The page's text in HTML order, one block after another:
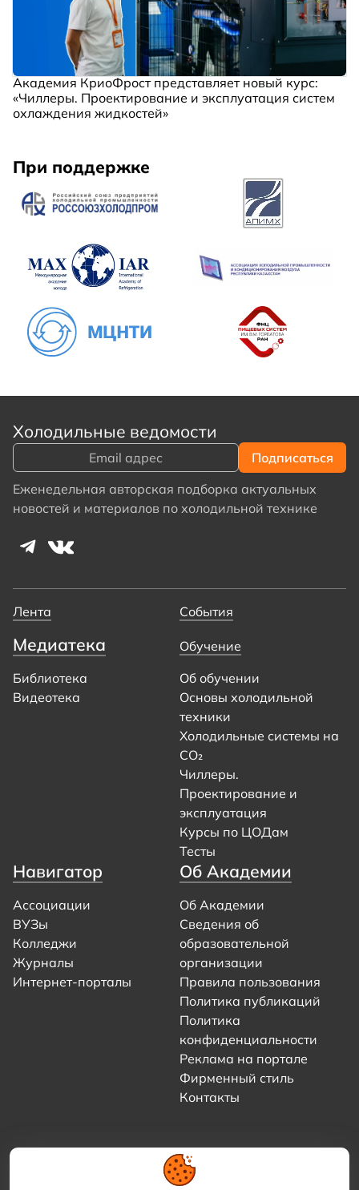
Академия КриоФрост представляет новый курс:
«Чиллеры. Проектирование и эксплуатация систем
охлаждения жидкостей»
При поддержке
Холодильные ведомости
Еженедельная авторская подборка актуальных
новостей и материалов по холодильной технике
Лента События
Медиатека
Библиотека
Видеотека
Обучение
Об обучении
Основы холодильной
техники
Холодильные системы на
CO₂
Чиллеры.
Проектирование и
эксплуатация
Курсы по ЦОДам
Тесты
Навигатор
Ассоциации
ВУЗы
Колледжи
Журналы
Интернет-порталы
Об Академии
Об Академии
Сведения об
образовательной
организации
Правила пользования
Политика публикаций
Политика
конфиденциальности
Реклама на портале
Фирменный стиль
Контакты